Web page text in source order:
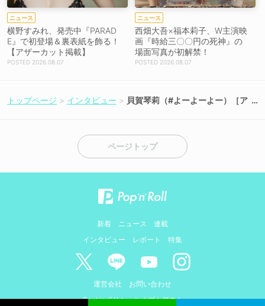
ニュース
横野すみれ、発売中『PARAD
E』で初登場＆裏表紙を飾る！
【アザーカット掲載】
2026.08.07
ニュース
西畑大吾×福本莉子、W主演映
画『時給三〇〇円の死神』の
場面写真が初解禁！
2026.08.07
トップページ インタビュー
貝賀琴莉（#よーよーよー）［ア
物カゴの中に入りました」『月
刊エンタメ』出演
ページトップ
新着 ニュース
連載
インタビュー
レポート 特集
運営会社
お問い合わせ
Cookieポリシーとオプトアウト